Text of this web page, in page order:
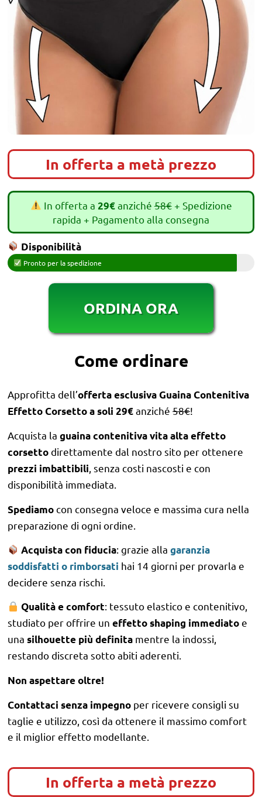
In offerta a metà prezzo
In offerta a 29€anziché58€+ Spedizione
rapida + Pagamento alla consegna
Disponibilità
Pronto per la spedizione
ORDINA ORA
Come ordinare
Approfitta dell’offerta esclusiva Guaina Contenitiva
Effetto Corsetto a soli 29€anziché 58€!
Acquista la guaina contenitiva vita alta effetto
corsettodirettamente dal nostro sito per ottenere
prezzi imbattibili , senza costi nascosti e con
disponibilità immediata.
Spediamocon consegna veloce e massima cura nella
preparazione di ogni ordine.
Acquista con fiducia: grazie allagaranzia
soddisfatti o rimborsati hai 14 giorni per provarla e
decidere senza rischi.
Qualità e comfort: tessuto elastico e contenitivo,
studiato per offrire un effetto shaping immediatoe
una silhouette più definita mentre la indossi,
restando discreta sotto abiti aderenti.
Non aspettare oltre!
Contattaci senza impegno per ricevere consigli su
taglie e utilizzo, così da ottenere il massimo comfort
e il miglior effetto modellante.
In offerta a metà prezzo